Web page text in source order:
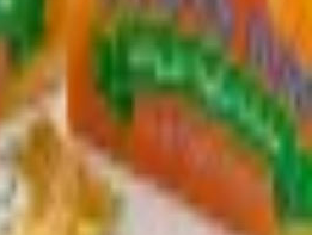
Aussehen kann leicht abweichen